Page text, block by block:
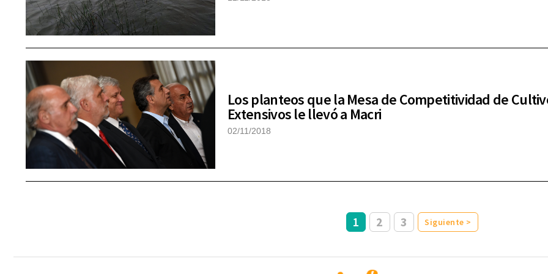
Los planteos que la Mesa de Competitividad de
Extensivos le llevó a Macri
02/11/2018
1 2 3 Siguiente >